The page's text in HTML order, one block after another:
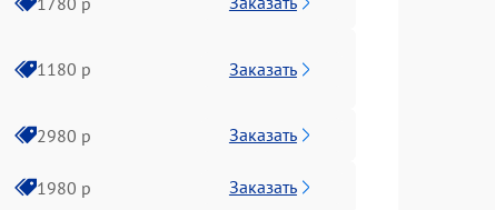
1180 р Заказать
2980 р Заказать
1980 р Заказать